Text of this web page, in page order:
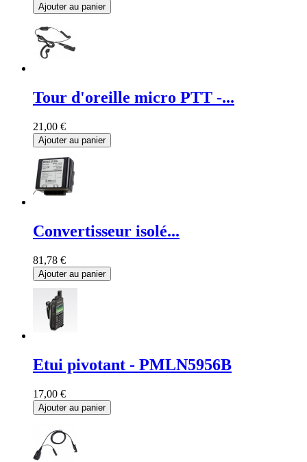
Ajouter au panier
Tour d'oreille micro PTT -...
21,00 €
Ajouter au panier
Convertisseur isolé...
81,78 €
Ajouter au panier
Etui pivotant - PMLN5956B
17,00 €
Ajouter au panier